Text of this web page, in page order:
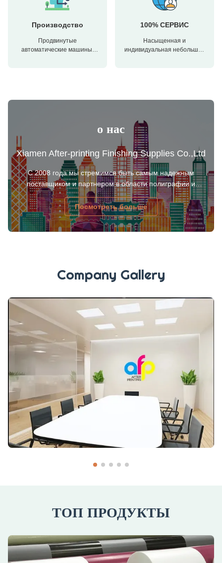
лабораторию.
Производство
Продвинутые
автоматические машины,
100% СЕРВИС
Насыщенная и
индивидуальная небольшая
о нас
Xiamen After-printing Finishing Supplies Co.,Ltd
С 2008 года мы стремимся быть самым надежным
поставщиком и партнером в области полиграфии и
упаковки, обеспечивая стабильно высокое качество
продукции. Наша продукция хорошо принимается в
Северной Америке, Латинской Америке, Азии, на
Ближнем Востоке, а также в Европе.
Посмотреть больше
Company Gallery
ТОП ПРОДУКТЫ